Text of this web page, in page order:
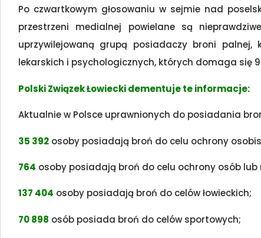
Po czwartkowym głosowaniu w sejmie nad
przestrzeni medialnej powielane są
uprzywilejowaną grupą posiadaczy broni
lekarskich i psychologicznych, których domaga się
Polski Związek Łowiecki dementuje te informacje:
Aktualnie w Polsce uprawnionych do posiadania
35 392 osoby posiadają broń do celu ochrony
764 osoby posiadają broń do celu ochrony osób
137 404 osoby posiadają broń do celów łowieckich;
70 898 osób posiada broń do celów sportowych;